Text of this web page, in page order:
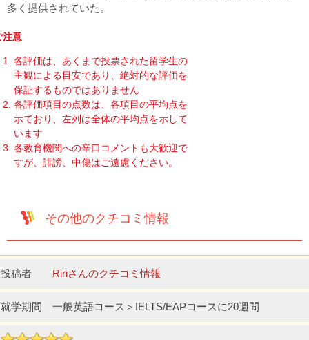
多く提供されていた。
注意
各評価は、あくまで投票された留学生の
主観による目安であり、絶対的な評価を
保証するものではありません
各評価項目の点数は、各項目の平均点を
示ており、左列は全体の平均点を示して
います
各教育機関への辛口コメントも大歓迎で
すが、誹謗、中傷はご遠慮ください。
その他のクチコミ情報
Ririさんのクチコミ情報
一般英語コース＞IELTS/EAPコースに20週間